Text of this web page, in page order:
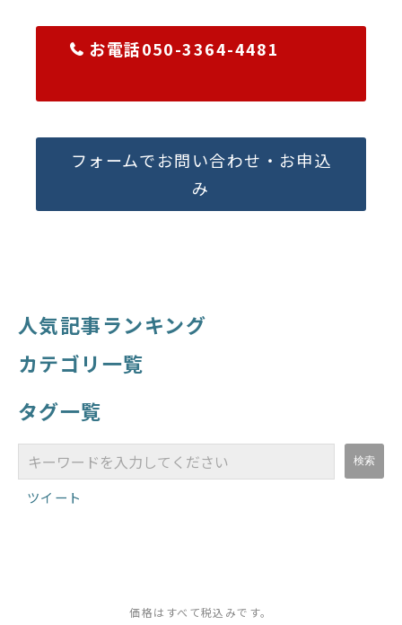
お電話050-3364-4481
フォームでお問い合わせ・お申込
み
人気記事ランキング
カテゴリ一覧
タグ一覧
ツイート
価格はすべて税込みです。